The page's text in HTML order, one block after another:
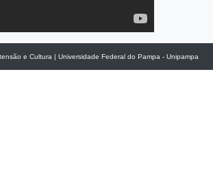
e Cultura | Universidade Federal do Pampa - Unipampa